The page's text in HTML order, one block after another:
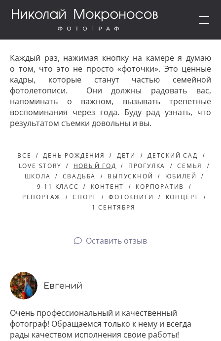
Каждый раз, нажимая кнопку на камере я думаю
о том, что это не просто «фоточки». Это ценные
кадры, которые станут частью семейной
фотолетописи. Они должны радовать вас,
напоминать о важном, вызывать трепетные
воспоминания через года. Буду рад узнать, что
результатом съемки довольны и вы.
ВСЕ ДЕНЬ РОЖДЕНИЯ ДЕТИ
ДЕТСКИЙ САД
LOVE STORY
НОВЫЙ ГОД ПРОГУЛКА
СЕМЬЯ
ШКОЛА
СВАДЬБА ВЫПУСКНОЙ
ЮБИЛЕЙ
9-11 КЛАСС
КОНТЕНТ
КОРПОРАТИВ
РЕПОРТАЖ
СПОРТ ФОТОКНИГИ
КОНЦЕРТ
1 СЕНТЯБРЯ
Оставить отзыв
Евгений
Очень профессиональный и качественный
фотограф! Обращаемся только к нему и всегда
рады качеством исполнения своие работы!